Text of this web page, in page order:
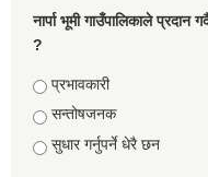
नार्पा भूमी गाउँपालिकाले प्रदान
?
Choices
प्रभावकारी
सन्तोषजनक
सुधार गर्नुपर्ने धेरै छन